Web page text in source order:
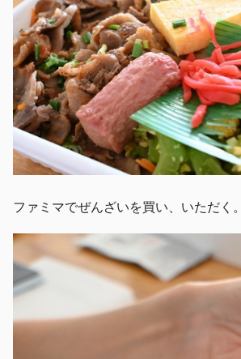
ファミマでぜんざいを買い、いただく。